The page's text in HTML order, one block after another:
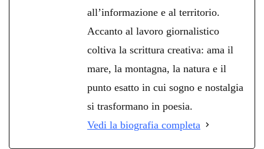
all’informazione e al territorio.
Accanto al lavoro giornalistico
coltiva la scrittura creativa: ama il
mare, la montagna, la natura e il
punto esatto in cui sogno e nostalgia
si trasformano in poesia.
Vedi la biografia completa